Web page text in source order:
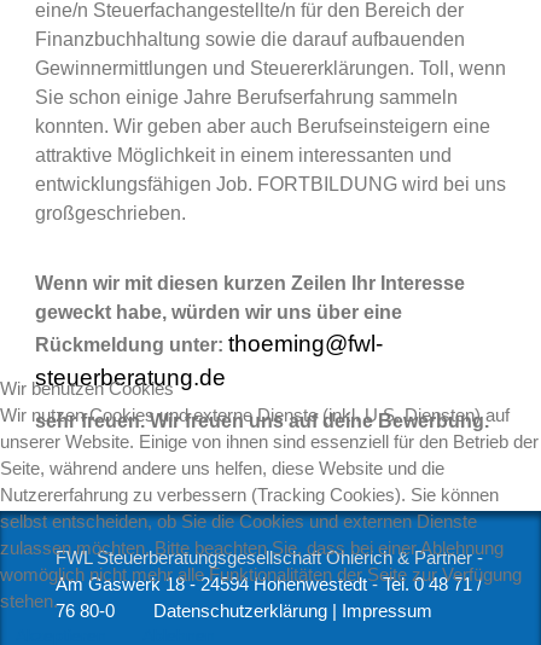
eine/n Steuerfachangestellte/n für den Bereich der
Finanzbuchhaltung sowie die darauf aufbauenden
Gewinnermittlungen und Steuererklärungen. Toll, wenn
Sie schon einige Jahre Berufserfahrung sammeln
konnten. Wir geben aber auch Berufseinsteigern eine
attraktive Möglichkeit in einem interessanten und
entwicklungsfähigen Job. FORTBILDUNG wird bei uns
großgeschrieben.
Wenn wir mit diesen kurzen Zeilen Ihr Interesse
geweckt habe, würden wir uns über eine
Rückmeldung unter: thoeming@fwl-
steuerberatung.de
sehr freuen. Wir freuen uns auf deine Bewerbung.
FWL Steuerberatungsgesellschaft Ohlerich & Partner -
Am Gaswerk 18 - 24594 Hohenwestedt-Tel. 0 48 71 /
76 80-0
Datenschutzerklärung Impressum
Wir benutzen Cookies
Wir nutzen Cookies und externe Dienste (inkl. U.S. Diensten) auf
unserer Website. Einige von ihnen sind essenziell für den Betrieb der
Seite, während andere uns helfen, diese Website und die
Nutzererfahrung zu verbessern (Tracking Cookies). Sie können
selbst entscheiden, ob Sie die Cookies und externen Dienste
zulassen möchten. Bitte beachten Sie, dass bei einer Ablehnung
womöglich nicht mehr alle Funktionalitäten der Seite zur Verfügung
stehen.